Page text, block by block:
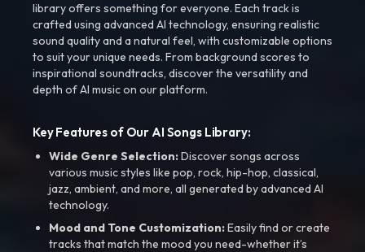
library offers something for everyone. Each track is
crafted using advanced AI technology, ensuring realistic
sound quality and a natural feel, with customizable options
to suit your unique needs. From background scores to
inspirational soundtracks, discover the versatility and
depth of AI music on our platform.
Key Features of Our AI Songs Library:
Wide Genre Selection:Discover songs across
various music styles like pop, rock, hip-hop, classical,
jazz, ambient, and more, all generated by advanced AI
technology.
Mood and Tone Customization:Easily find or create
tracks that match the mood you need-whether it’s